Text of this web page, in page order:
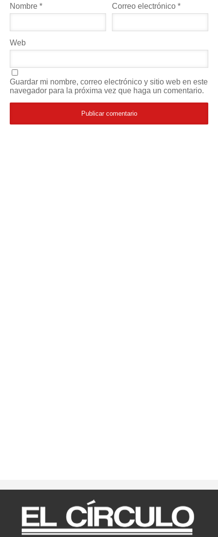
Nombre * Correo electrónico*
Web
Guardar mi nombre, correo electrónico y sitio web en este
navegador para la próxima vez que haga un comentario.